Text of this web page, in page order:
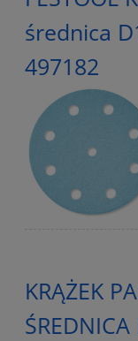
średnica
497182
KRĄŻEK